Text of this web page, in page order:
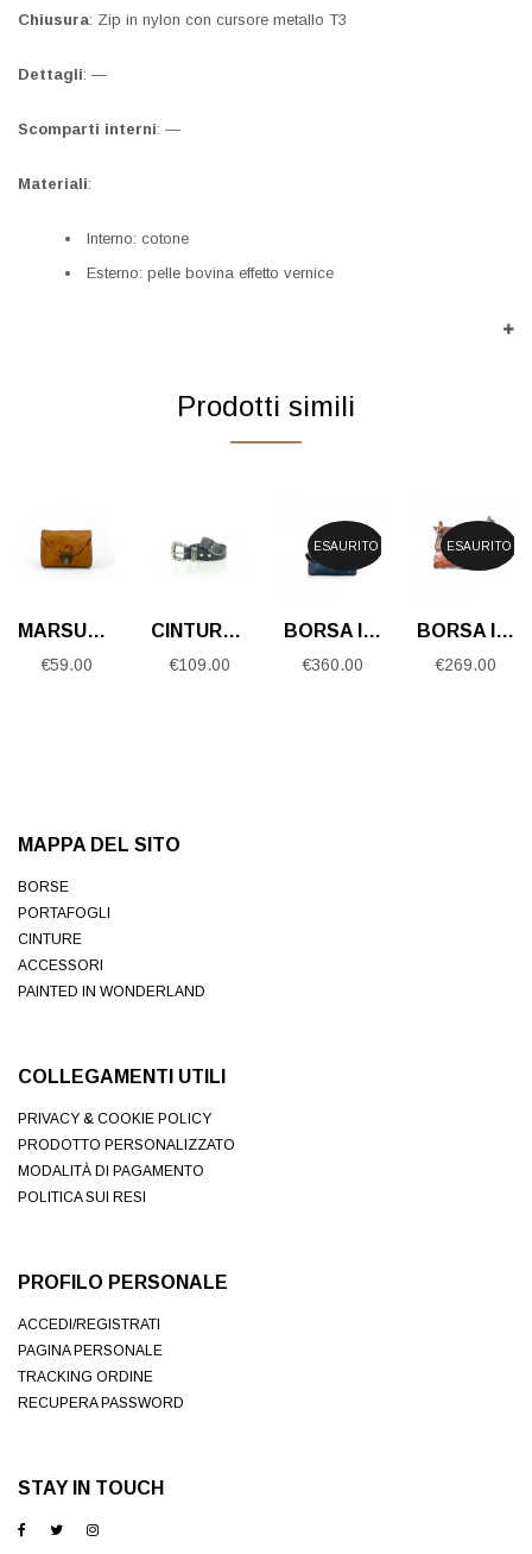
Chiusura: Zip in nylon con cursore metallo T3
Dettagli: —
Scomparti interni: —
Materiali:
Interno: cotone
Esterno: pelle bovina effetto vernice
Prodotti simili
MARSUPIO GIBERNA IN PELLE
€59.00
CINTURA IN CUOIO AMERICANA
€109.00
ESAURITO
BORSA IN VITELLO
€360.00
ESAURITO
BORSA IN PELLE BOVINA
€269.00
MAPPA DEL SITO
BORSE
PORTAFOGLI
CINTURE
ACCESSORI
PAINTED IN WONDERLAND
COLLEGAMENTI UTILI
PRIVACY & COOKIE POLICY
PRODOTTO PERSONALIZZATO
MODALITÀ DI PAGAMENTO
POLITICA SUI RESI
PROFILO PERSONALE
ACCEDI/REGISTRATI
PAGINA PERSONALE
TRACKING ORDINE
RECUPERA PASSWORD
STAY IN TOUCH